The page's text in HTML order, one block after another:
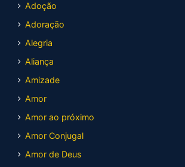
Adoção
Adoração
Alegria
Aliança
Amizade
Amor
Amor ao próximo
Amor Conjugal
Amor de Deus